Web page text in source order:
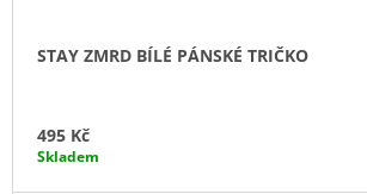
STAY ZMRD BÍLÉ PÁNSKÉ TRIČKO
495 Kč
Skladem